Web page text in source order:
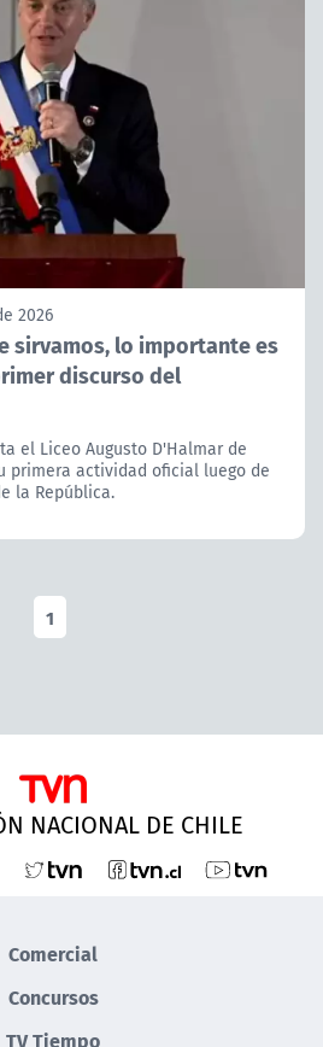
2026
sirvamos, lo importante es
discurso del
el Liceo Augusto D'Halmar de
primera actividad oficial luego de
la República.
1
NACIONAL DE CHILE
Comercial
Concursos
TV Tiempo